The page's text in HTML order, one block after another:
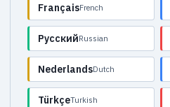
FrançaisFrench
РусскийRussian
NederlandsDutch
TürkçeTurkish